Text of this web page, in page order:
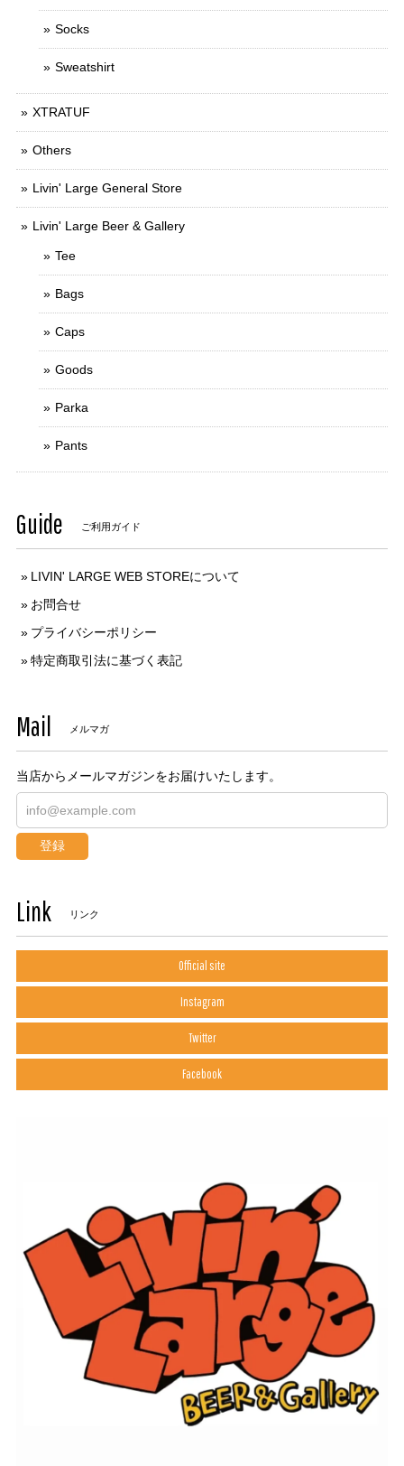
Socks
Sweatshirt
XTRATUF
Others
Livin' Large General Store
Livin' Large Beer & Gallery
Tee
Bags
Caps
Goods
Parka
Pants
Guide ご利用ガイド
LIVIN' LARGE WEB STOREについて
お問合せ
プライバシーポリシー
特定商取引法に基づく表記
Mail メルマガ
当店からメールマガジンをお届けいたします。
登録
Link リンク
Official site
Instagram
Twitter
Facebook